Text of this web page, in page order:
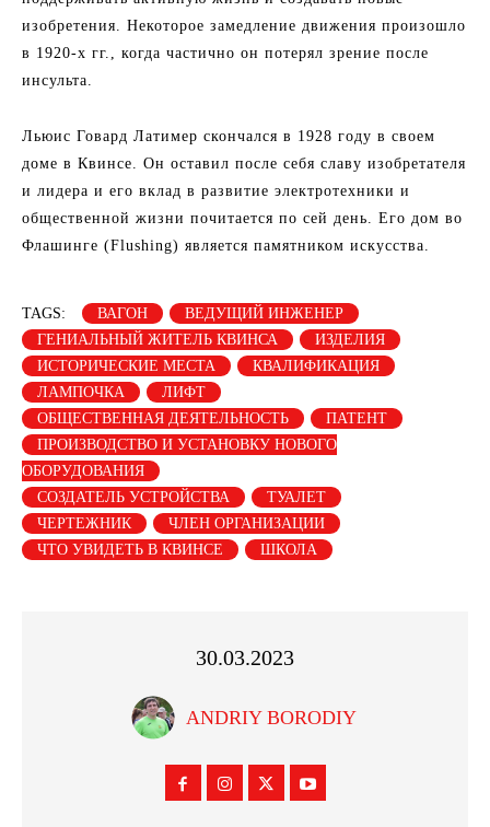
изобретения. Некоторое замедление движения произошло
в 1920-х гг., когда частично он потерял зрение после
инсульта.
Льюис Говард Латимер скончался в 1928 году в своем
доме в Квинсе. Он оставил после себя славу изобретателя
и лидера и его вклад в развитие электротехники и
общественной жизни почитается по сей день. Его дом во
Флашинге (Flushing) является памятником искусства.
TAGS: ВАГОН
ВЕДУЩИЙ ИНЖЕНЕР
ГЕНИАЛЬНЫЙ ЖИТЕЛЬ КВИНСА
ИЗДЕЛИЯ
ИСТОРИЧЕСКИЕ МЕСТА
КВАЛИФИКАЦИЯ
ЛАМПОЧКА
ЛИФТ
ОБЩЕСТВЕННАЯ ДЕЯТЕЛЬНОСТЬ
ПАТЕНТ
ПРОИЗВОДСТВО И УСТАНОВКУ НОВОГО
ОБОРУДОВАНИЯ
СОЗДАТЕЛЬ УСТРОЙСТВА
ТУАЛЕТ
ЧЕРТЕЖНИК
ЧЛЕН ОРГАНИЗАЦИИ
ЧТО УВИДЕТЬ В КВИНСЕ
ШКОЛА
30.03.2023
ANDRIY BORODIY